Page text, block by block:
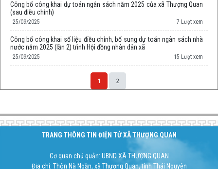
Công bố công khai dự toán ngân sách năm 2025 của xã Thượng Quan
(sau điều chỉnh)
25/09/2025 7 Lượt xem
Công bố công khai số liệu điều chỉnh, bổ sung dự toán ngân sách nhà
nước năm 2025 (lần 2) trình Hội đồng nhân dân xã
25/09/2025 15 Lượt xem
1 2
TRANG THÔNG TIN ĐIỆN TỬ XÃ THƯỢNG QUAN
Cơ quan chủ quản: UBND XÃ THƯỢNG QUAN
Địa chỉ: Thôn Nà Ngần, xã Thượng Quan, tỉnh Thái Nguyên